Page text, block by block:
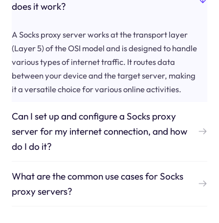
does it work?
A Socks proxy server works at the transport layer
(Layer 5) of the OSI model and is designed to handle
various types of internet traffic. It routes data
between your device and the target server, making
it a versatile choice for various online activities.
Can I set up and configure a Socks proxy
server for my internet connection, and how
do I do it?
What are the common use cases for Socks
proxy servers?